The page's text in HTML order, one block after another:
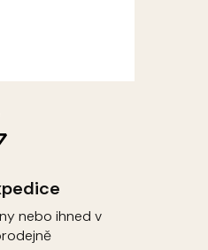
nebo ihned v